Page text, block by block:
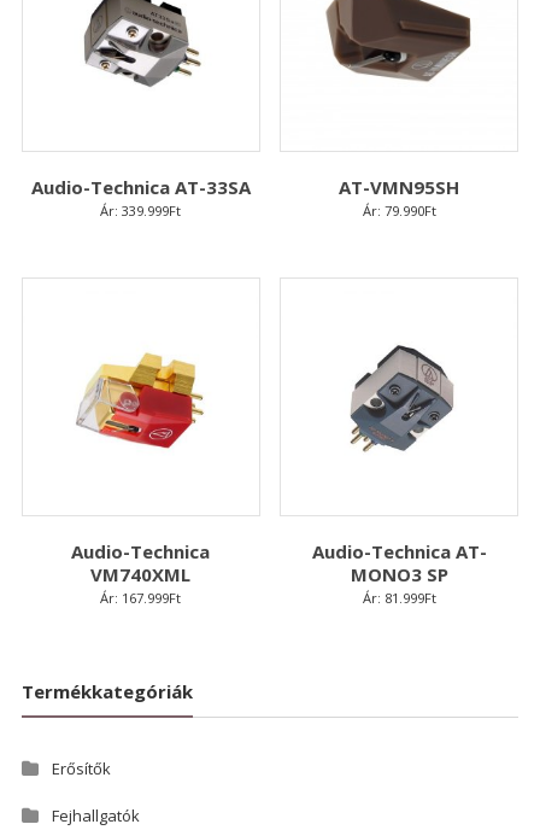
Audio-Technica AT-33SA
Ár: 339.999Ft
AT-VMN95SH
Ár: 79.990Ft
Audio-Technica
VM740XML
Ár: 167.999Ft
Audio-Technica AT-
MONO3 SP
Ár: 81.999Ft
Termékkategóriák
Erősítők
Fejhallgatók